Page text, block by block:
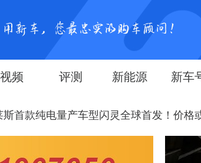
视频 评测 新能源 新车
斯首款纯电量产车型闪灵全球首发！价格